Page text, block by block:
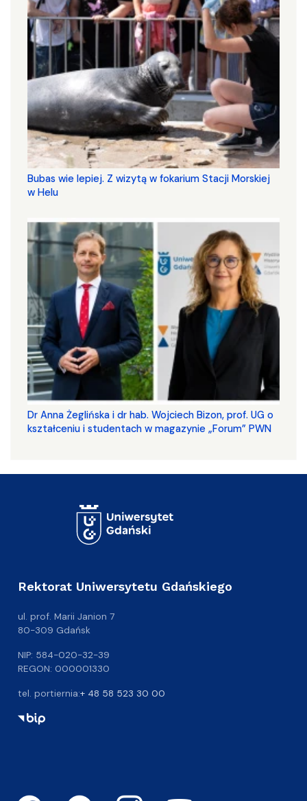
Bubas wie lepiej. Z wizytą w fokarium Stacji Morskiej
w Helu
​​​​​​​Dr Anna Żeglińska i dr hab. Wojciech Bizon, prof. UG o
kształceniu i studentach w magazynie „Forum” PWN
Rektorat Uniwersytetu Gdańskiego
ul. prof. Marii Janion 7
80-309 Gdańsk
NIP: 584-020-32-39
REGON: 000001330
tel. portiernia:+ 48 58 523 30 00